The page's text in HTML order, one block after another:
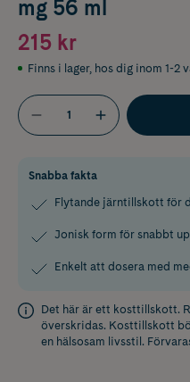
mg 56 ml
215 kr
Finns i lager, hos dig inom 1-2
Snabba fakta
Flytande järntillskott för
Jonisk form för snabbt
Enkelt att dosera med
Det här är ett kosttillskott.
överskridas. Kosttillskott
en hälsosam livsstil.